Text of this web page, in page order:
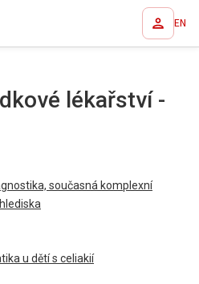
EN
lékařství -
současná komplexní
u dětí s celiakií